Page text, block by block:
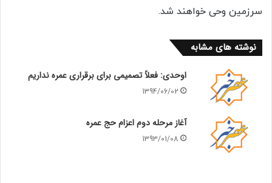
سرزمین وحی خواهند شد.
نوشته های مشابه
اوحدی: فعلاً تصمیمی برای برقراری عمره نداریم
1394/06/02
آغاز مرحله دوم اعزام حج عمره
1393/01/08